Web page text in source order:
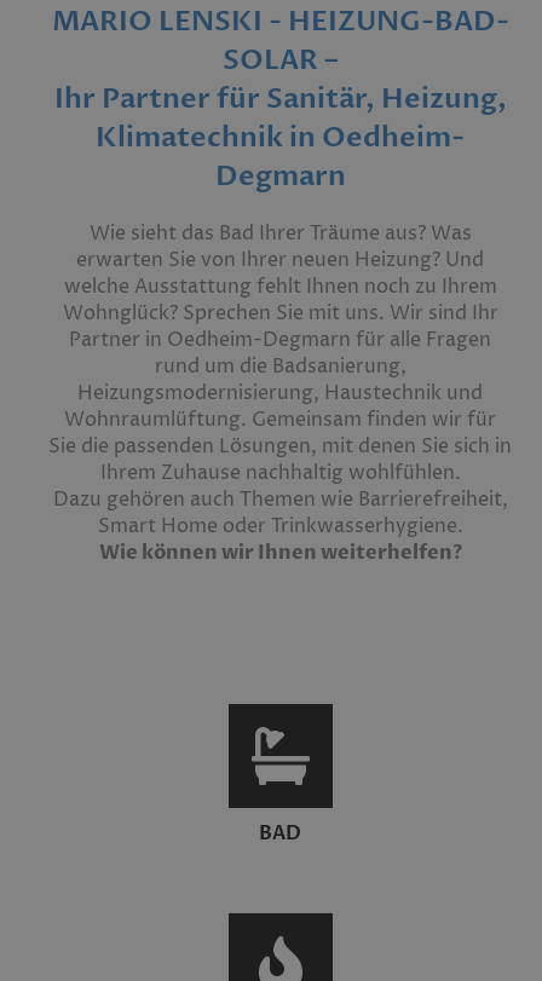
MARIO LENSKI - HEIZUNG-BAD-
SOLAR –
Ihr Partner für Sanitär, Heizung,
Klimatechnik in Oedheim-
Degmarn
Wie sieht das Bad Ihrer Träume aus? Was
erwarten Sie von Ihrer neuen Heizung? Und
welche Ausstattung fehlt Ihnen noch zu Ihrem
Wohnglück? Sprechen Sie mit uns. Wir sind Ihr
Partner in Oedheim-Degmarn für alle Fragen
rund um die Badsanierung,
Heizungsmodernisierung, Haustechnik und
Wohnraumlüftung. Gemeinsam finden wir für
Sie die passenden Lösungen, mit denen Sie sich in
Ihrem Zuhause nachhaltig wohlfühlen.
Dazu gehören auch Themen wie Barrierefreiheit,
Smart Home oder Trinkwasserhygiene.
Wie können wir Ihnen weiterhelfen?
BAD